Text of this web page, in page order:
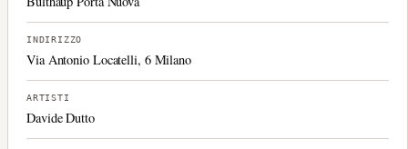
INDIRIZZO
Via Antonio Locatelli, 6 Milano
ARTISTI
Davide Dutto